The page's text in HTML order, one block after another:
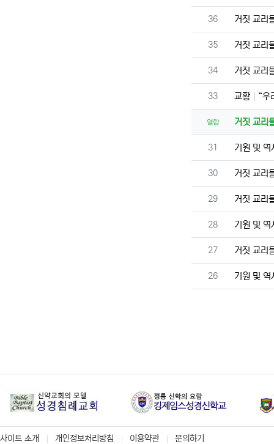
번호
36 거짓 교리
번호
35 거짓 교리
번호
34 거짓 교리
번호
33 교황 “우
열람 거짓 교리
번호
31 기원 및
번호
30 거짓 교리
번호
29 거짓 교리
번호
28 기원 및
번호
27 거짓 교리
번호
26 기원 및
사이트 소개 개인정보처리방침 이용약관 문의하기